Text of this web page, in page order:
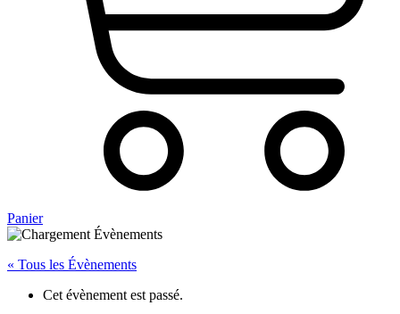
Panier
« Tous les Évènements
Cet évènement est passé.